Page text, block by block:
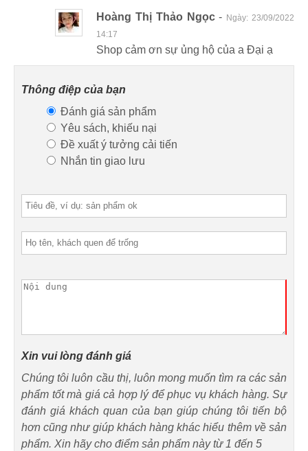
Hoàng Thị Thảo Ngọc - Ngày: 23/09/2022
14:17
Shop cảm ơn sự ủng hộ của a Đại ạ
Thông điệp của bạn
Đánh giá sản phẩm
Yêu sách, khiếu nại
Đề xuất ý tưởng cải tiến
Nhắn tin giao lưu
Xin vui lòng đánh giá
Chúng tôi luôn cầu thị, luôn mong muốn tìm ra các sản
phẩm tốt mà giá cả hợp lý để phục vụ khách hàng. Sự
đánh giá khách quan của bạn giúp chúng tôi tiến bộ
hơn cũng như giúp khách hàng khác hiểu thêm về sản
phẩm. Xin hãy cho điểm sản phẩm này từ 1 đến 5